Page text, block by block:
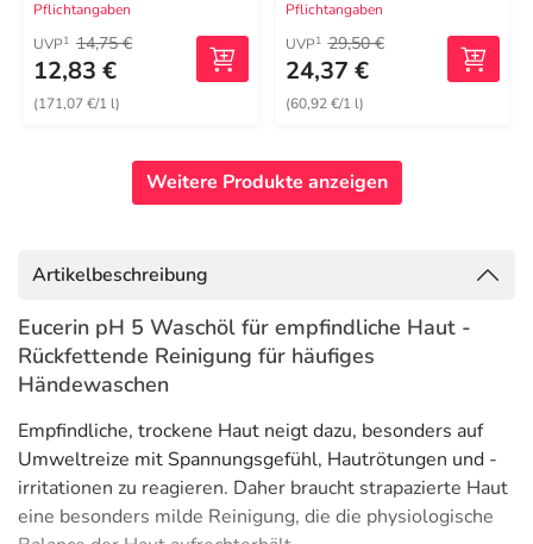
Pflichtangaben
UVP1 14,75 €
12,83 €
(171,07 €/1 l)
Pflichtangaben
UVP1 29,50 €
24,37 €
(60,92 €/1 l)
Weitere Produkte anzeigen
Artikelbeschreibung
Eucerin pH 5 Waschöl für empfindliche Haut -
Rückfettende Reinigung für häufiges
Händewaschen
Empfindliche, trockene Haut neigt dazu, besonders auf
Umweltreize mit Spannungsgefühl, Hautrötungen und -
irritationen zu reagieren. Daher braucht strapazierte Haut
eine besonders milde Reinigung, die die physiologische